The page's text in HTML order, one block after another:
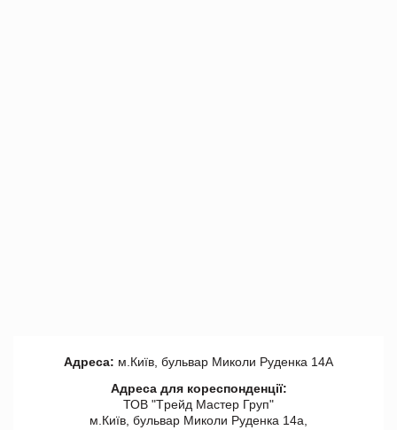
Адреса: м.Київ, бульвар Миколи Руденка 14А
Адреса для кореспонденції:
ТОВ "Tрейд Мастер Груп"
м.Київ, бульвар Миколи Руденка 14а,